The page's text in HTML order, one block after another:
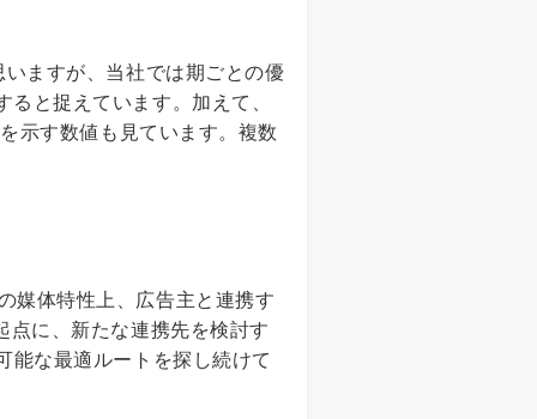
ますが、当社では期ごとの優
と捉えています。加えて、
示す数値も見ています。複数
媒体特性上、広告主と連携す
に、新たな連携先を検討す
能な最適ルートを探し続けて